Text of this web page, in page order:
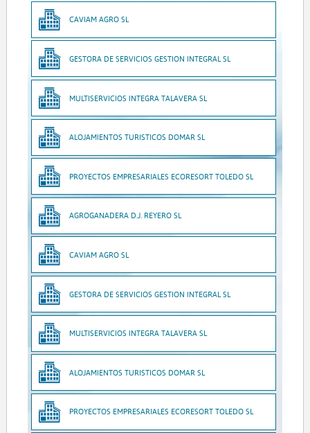
CAVIAM AGRO SL
GESTORA DE SERVICIOS GESTION INTEGRAL SL
MULTISERVICIOS INTEGRA TALAVERA SL
ALOJAMIENTOS TURISTICOS DOMAR SL
PROYECTOS EMPRESARIALES ECORESORT TOLEDO SL
AGROGANADERA D.J. REYERO SL
CAVIAM AGRO SL
GESTORA DE SERVICIOS GESTION INTEGRAL SL
MULTISERVICIOS INTEGRA TALAVERA SL
ALOJAMIENTOS TURISTICOS DOMAR SL
PROYECTOS EMPRESARIALES ECORESORT TOLEDO SL